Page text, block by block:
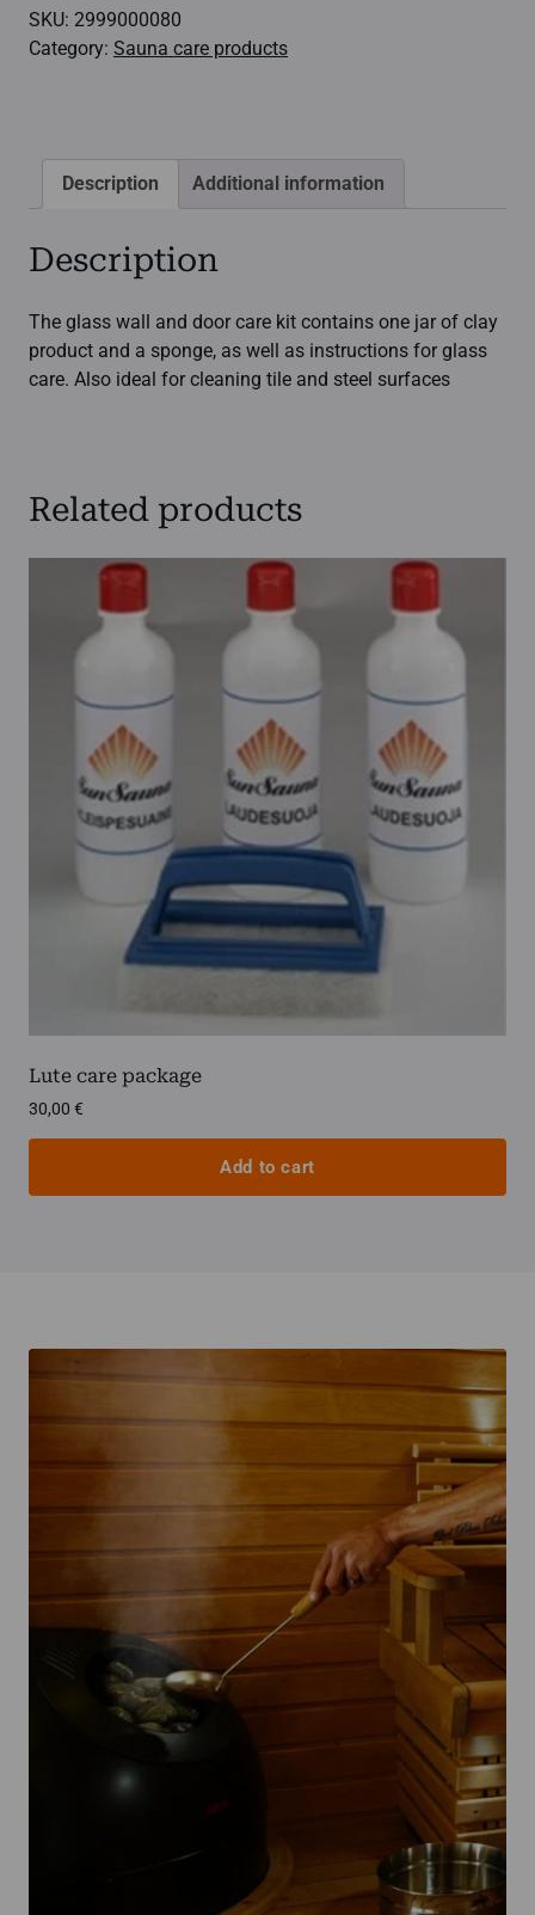
package
quantity
SKU: 2999000080
Category: Sauna care products
Description Additional information
Description
The glass wall and door care kit contains one jar of clay
product and a sponge, as well as instructions for glass
care. Also ideal for cleaning tile and steel surfaces
Related products
Lute care package
30,00 €
Add to cart